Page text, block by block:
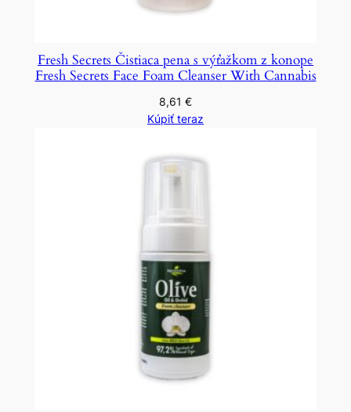
Fresh Secrets Čistiaca pena s výťažkom z konope
Fresh Secrets Face Foam Cleanser With Cannabis
8,61 €
Kúpiť teraz